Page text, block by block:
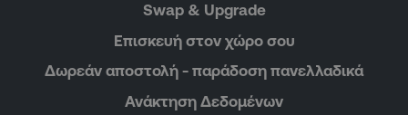
Swap & Upgrade
Επισκευή στον χώρο σου
Δωρεάν αποστολή - παράδοση πανελλαδικά
Ανάκτηση Δεδομένων